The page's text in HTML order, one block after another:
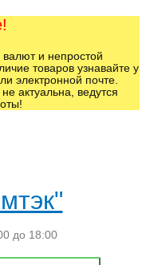
и непростой
товаров узнавайте у
электронной почте.
актуальна, ведутся
до 18:00